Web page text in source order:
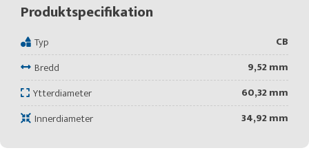
Produktspecifikation
Typ
CB
Bredd
9,52 mm
Ytterdiameter
60,32 mm
Innerdiameter
34,92 mm